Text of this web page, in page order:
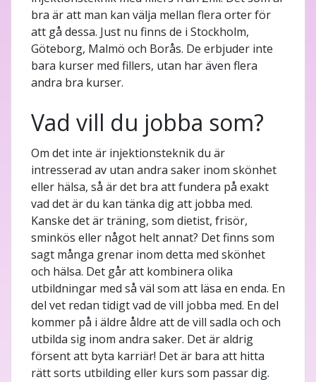
bra är att man kan välja mellan flera orter för
att gå dessa. Just nu finns de i Stockholm,
Göteborg, Malmö och Borås. De erbjuder inte
bara kurser med fillers, utan har även flera
andra bra kurser.
Vad vill du jobba som?
Om det inte är injektionsteknik du är
intresserad av utan andra saker inom skönhet
eller hälsa, så är det bra att fundera på exakt
vad det är du kan tänka dig att jobba med.
Kanske det är träning, som dietist, frisör,
sminkös eller något helt annat? Det finns som
sagt många grenar inom detta med skönhet
och hälsa. Det går att kombinera olika
utbildningar med så väl som att läsa en enda. En
del vet redan tidigt vad de vill jobba med. En del
kommer på i äldre åldre att de vill sadla och och
utbilda sig inom andra saker. Det är aldrig
försent att byta karriär! Det är bara att hitta
rätt sorts utbilding eller kurs som passar dig.